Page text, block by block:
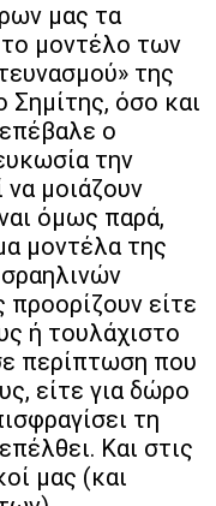
μας τα
το μοντέλο των
της
όσο και
ο
την
να μοιάζουν
όμως παρά,
μοντέλα της
είτε
ή τουλάχιστο
περίπτωση που
είτε για δώρο
τη
Και στις
μας (και